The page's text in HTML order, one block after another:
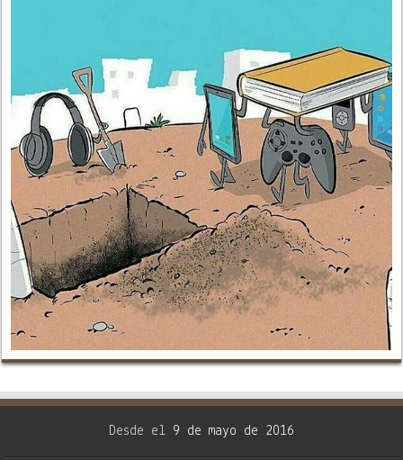
Desde el 9 de mayo de 2016